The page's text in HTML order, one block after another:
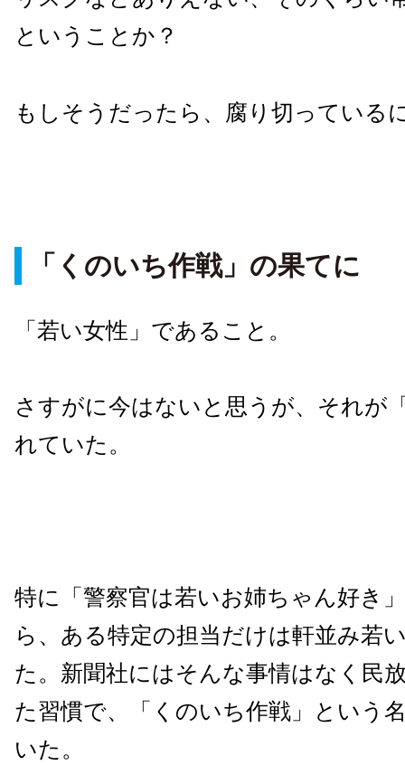
ということか？
もしそうだったら、腐り切っている
「くのいち作戦」の果てに
「若い女性」であること。
さすがに今はないと思うが、それが
れていた。
特に「警察官は若いお姉ちゃん好き
ら、ある特定の担当だけは軒並み若
た。新聞社にはそんな事情はなく民
た習慣で、「くのいち作戦」という
いた。